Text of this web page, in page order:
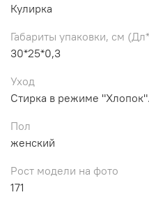
Кулирка
Габариты упаковки, см
30*25*0,3
Уход
Стирка в режиме
Пол
женский
Рост модели на фото
171